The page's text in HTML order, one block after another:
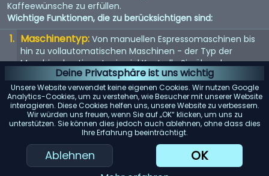
Deine Privatsphäre ist uns wichtig
Unsere Website verwendet keine eigenen Cookies. Wir nutzen Google
Analytics-Cookies, um zu verstehen, wie Besucher mit unserer Website
interagieren. Diese Cookies helfen uns, unsere Website zu verbessern.
Wir würden uns freuen, wenn Sie auf „OK“ klicken, um uns zu
unterstützen. Sie können dies jedoch auch ablehnen, ohne dass dies
Ihre Erfahrung beeinträchtigt.
Ablehnen OK
Kaffeewünsche zu erfüllen.
Wichtige Funktionen, die zu berücksichtigen sind:
Maschinentyp: Von manuellen Espressomaschinen bis
hin zu vollautomatischen Maschinen - der Typ der
Maschine bestimmt, wie viel Kontrolle Sie über den
Brühvorgang haben.
Qualität der Mühle: Eine eingebaute Mühle kann
entscheidend sein. Suchen Sie nach einer Maschine mit
einem hochwertigen Mahlwerk für den frischesten Kaffee.
Wasserspeicher: Berücksichtigen Sie die Kapazität des
Wassertanks. Ein größerer Tank bedeutet selteneres
Nachfüllen, was besonders für Büros oder große Haushalte